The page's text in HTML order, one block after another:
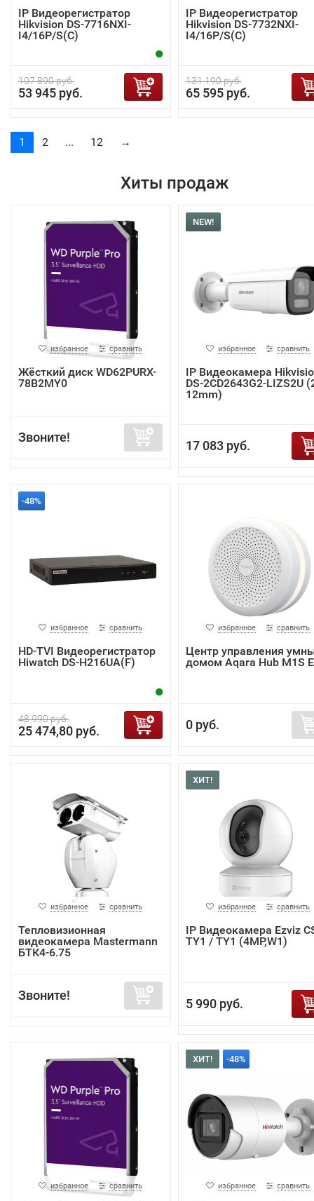
IP Видеорегистратор
Hikvision DS-7716NXI-
I4/16P/S(C)
107 890 руб.
53 945 руб.
IP Видеорегистратор
Hikvision DS-7732NXI-
I4/16P/S(C)
131 190 руб.
65 595 руб.
1 2 ... 12 →
Хиты продаж
избранное сравнить
Жёсткий диск WD62PURX-
78B2MY0
Звоните!
NEW!
избранное сравнить
IP Видеокамера
DS-2CD2643G2-LIZS2U
12mm)
17 083 руб.
-48%
избранное сравнить
HD-TVI Видеорегистратор
Hiwatch DS-H216UA(F)
48 990 руб.
25 474,80 руб.
избранное сравнить
Центр управления
домом Aqara Hub M1S
0 руб.
избранное сравнить
Тепловизионная
видеокамера Mastermann
БТК4-6.75
Звоните!
ХИТ!
избранное сравнить
IP Видеокамера Ezviz
TY1 / TY1 (4MP,W1)
5 990 руб.
избранное сравнить
ХИТ! -48%
избранное сравнить